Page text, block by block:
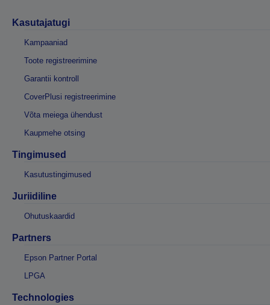
Kasutajatugi
Kampaaniad
Toote registreerimine
Garantii kontroll
CoverPlusi registreerimine
Võta meiega ühendust
Kaupmehe otsing
Tingimused
Kasutustingimused
Juriidiline
Ohutuskaardid
Partners
Epson Partner Portal
LPGA
Technologies